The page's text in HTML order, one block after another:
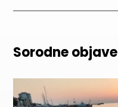
Sorodne objave